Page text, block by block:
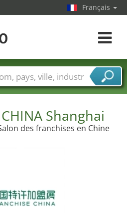
CHINA Shanghai
des franchises en Chine
Français
Toggle
Villes
Secteurs de foire